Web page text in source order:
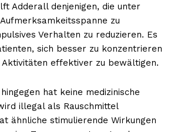
Adderall denjenigen, die unter
zu
Verhalten zu reduzieren. Es
sich besser zu konzentrieren
effektiver zu bewältigen.
hat keine medizinische
illegal als Rauschmittel
ähnliche stimulierende Wirkungen